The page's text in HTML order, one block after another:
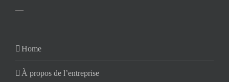
—
Home
À propos de l’entreprise